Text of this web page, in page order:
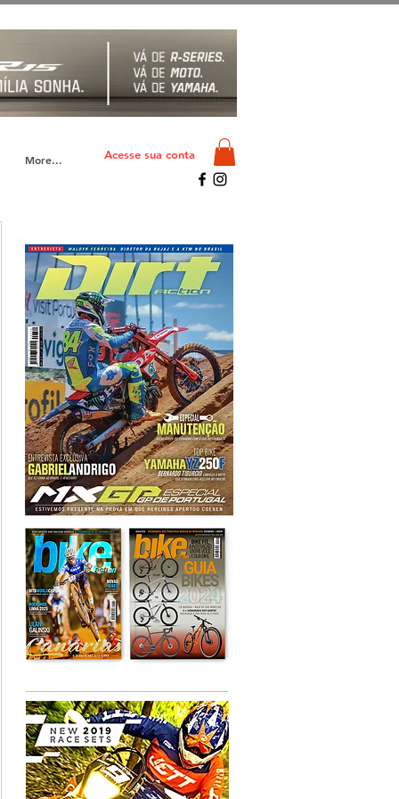
More... Acesse sua conta